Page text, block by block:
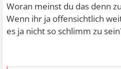
Woran meinst du das denn
Wenn ihr ja offensichtlich
es ja nicht so schlimm zu